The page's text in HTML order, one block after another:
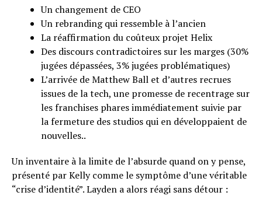
Un changement de CEO
Un rebranding qui ressemble à l’ancien
La réaffirmation du coûteux projet Helix
Des discours contradictoires sur les marges (30%
jugées dépassées, 3% jugées problématiques)
L’arrivée de Matthew Ball et d’autres recrues
issues de la tech, une promesse de recentrage sur
les franchises phares immédiatement suivie par
la fermeture des studios qui en développaient de
nouvelles..
Un inventaire à la limite de l’absurde quand on y pense,
présenté par Kelly comme le symptôme d’une véritable
“crise d’identité”. Layden a alors réagi sans détour :